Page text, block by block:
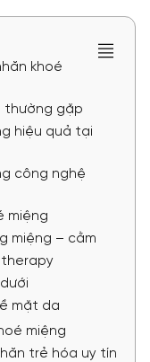
khoé
thường gặp
hiệu quả tại
công nghệ
miệng
miệng – cằm
mặt da
miệng
trẻ hóa uy tín